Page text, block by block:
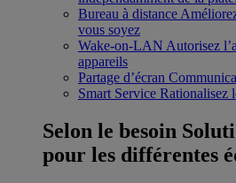
Bureau à distance
vous soyez
Wake-on-LAN Autorisez
appareils
Partage d’écran
Smart Service Rationalisez
Selon le besoin
pour les différentes